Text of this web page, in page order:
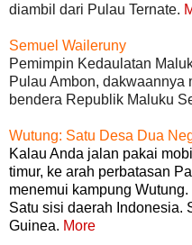
diambil dari Pulau Ternate.
Semuel Waileruny
Pemimpin Kedaulatan
Pulau Ambon, dakwaannya
bendera Republik Maluku
Wutung: Satu Desa Dua
Kalau Anda jalan pakai
timur, ke arah perbatasan
menemui kampung
Satu sisi daerah Indonesia.
Guinea. More